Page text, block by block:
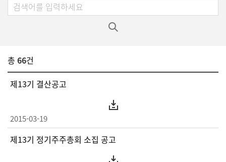
총 66건
제13기 결산공고
2015-03-19
제13기 정기주주총회 소집 공고